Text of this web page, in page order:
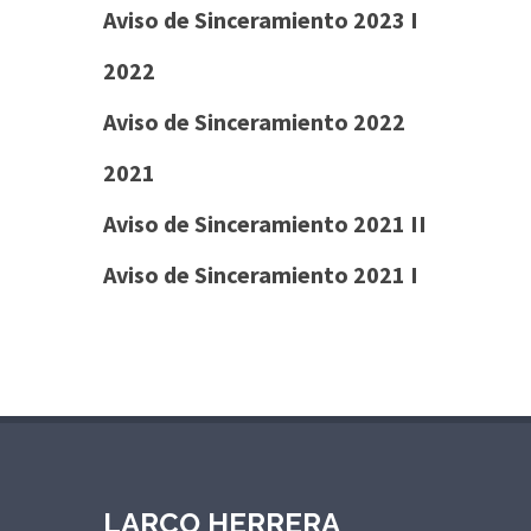
Aviso de Sinceramiento 2023 I
2022
Aviso de Sinceramiento 2022
2021
Aviso de Sinceramiento 2021 II
Aviso de Sinceramiento 2021 I
LARCO HERRERA